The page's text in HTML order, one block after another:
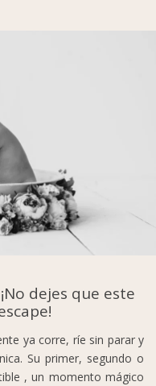
dejes que este
ya corre, ríe sin parar y
Su primer, segundo o
, un momento mágico